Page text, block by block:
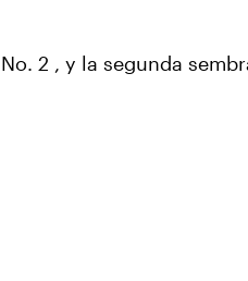
2 , y la segunda